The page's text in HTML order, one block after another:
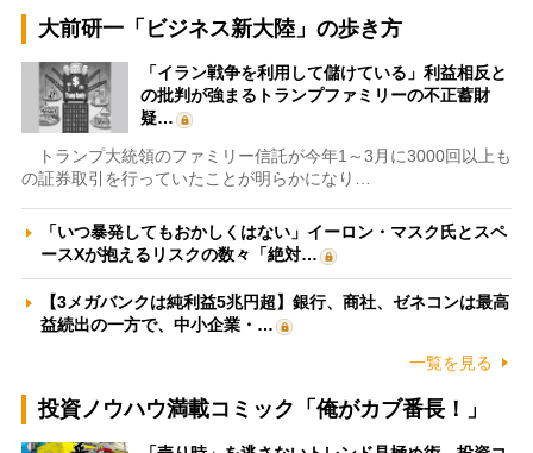
大前研一「ビジネス新大陸」の歩き方
「イラン戦争を利用して儲けている」利益相反と
の批判が強まるトランプファミリーの不正蓄財
疑…
トランプ大統領のファミリー信託が今年1～3月に3000回以上も
の証券取引を行っていたことが明らかになり…
「いつ暴発してもおかしくはない」イーロン・マスク氏とスペ
ースXが抱えるリスクの数々「絶対…
【3メガバンクは純利益5兆円超】銀行、商社、ゼネコンは最高
益続出の一方で、中小企業・…
一覧を見る
投資ノウハウ満載コミック「俺がカブ番長！」